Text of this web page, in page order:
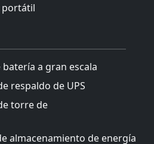
portátil
a gran escala
respaldo de UPS
torre de
almacenamiento de energía